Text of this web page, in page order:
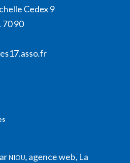
Cedex 9
70 90
NIOU, agence web, La